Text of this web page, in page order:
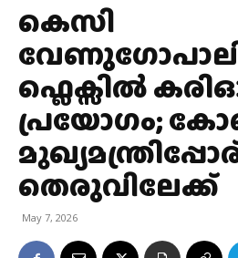
കെസി
ഫ്ലെക്സിൽ
പ്രയോഗം;
തെരുവിലേക്ക്
May 7, 2026